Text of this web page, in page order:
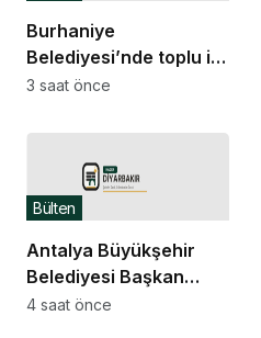
Burhaniye
Belediyesi’nde toplu iş
sözleşmesi imzalandı
3 saat önce
Antalya Büyükşehir
Belediyesi Başkan
Vekili Özdemir’e
Bülten
4 saat önce